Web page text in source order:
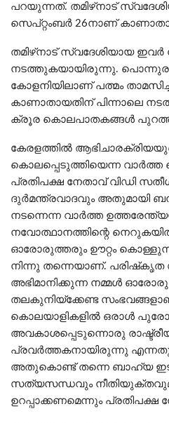
പറയുന്നത്. തമിഴ്‌നാട്
സെപ്റ്റംബർ 26നാണ്
തമിഴ്‌നാട് സ്വദേശിയായ ഇവർ
നടത്തുകയായിരുന്നു.
കോളനിയിലാണ് പത്മം
കാണാതായതിന് പിന്നാലെ
ക്രൂര കൊലപാതകങ്ങൾ
കേരളത്തിൽ
കൊലപ്പെടുത്തിയെന്ന വാർത്ത
പ്രതിപക്ഷ നേതാവ് വിഡി
ദുര്‍മന്ത്രവാദവും അതുമായി
നടന്നെന്ന വാര്‍ത്ത
നവോത്ഥാനത്തിന്റെ
ഓരോരുത്തരും ഊറ്റം
നിന്നു തന്നെയാണ്.
അഭിമാനിക്കുന്ന നമ്മള്‍
തലകുനിയ്‌ക്കേണ്ട
കൊലയാളികളില്‍ ഒരാള്‍
അവകാശപ്പെടുന്നൊരു
പ്രവര്‍ത്തകനായിരുന്നു
അതുകൊണ്ട് തന്നെ ബാഹ്യ
സത്യസന്ധവും
ഉറപ്പാക്കണമെന്നും